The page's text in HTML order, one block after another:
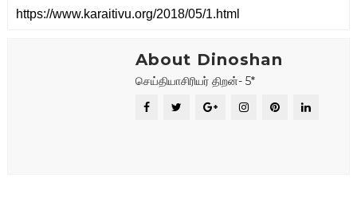
About Dinoshan
செய்தியாசிரியர் திறன்- 5*